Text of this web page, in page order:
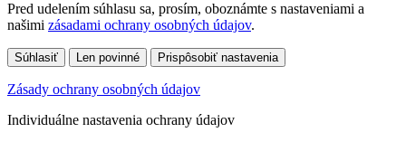
Pred udelením súhlasu sa, prosím, oboznámte s nastaveniami a
našimi zásadami ochrany osobných údajov.
Súhlasiť Len povinné Prispôsobiť nastavenia
Zásady ochrany osobných údajov
Individuálne nastavenia ochrany údajov